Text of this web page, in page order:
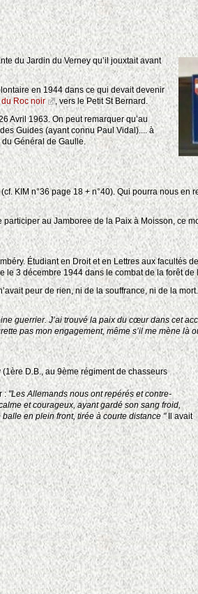
du Jardin du Verney qu’il jouxtait avant
en 1944 dans ce qui devait devenir
Roc noir
, vers le Petit St Bernard.
Avril 1963. On peut remarquer qu’au
Guides (ayant connu Paul Vidal).... à
Général de Gaulle.
KIM n°36 page 18 + n°40). Qui pourra nous en
au Jamboree de la Paix à Moisson, ce
Étudiant en Droit et en Lettres aux facultés
le 3 décembre 1944 dans le combat de la forêt de
peur de rien, ni de la souffrance, ni de la
guerrier. J’ai trouvé la paix du cœur dans cet
pas mon engagement, même s’il me mène là
D.B., au 9ème régiment de chasseurs
:"Les Allemands nous ont repérés et contre-
et courageux, ayant gardé son sang froid,
en plein front, tirée à courte distance "Il avait